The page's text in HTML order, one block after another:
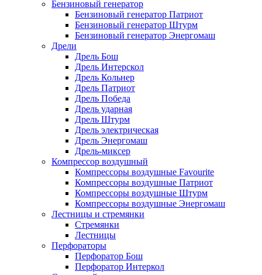
Бензиновый генератор
Бензиновый генератор Патриот
Бензиновый генератор Штурм
Бензиновый генератор Энергомаш
Дрели
Дрель Бош
Дрель Интерскол
Дрель Кольнер
Дрель Патриот
Дрель Победа
Дрель ударная
Дрель Штурм
Дрель электрическая
Дрель Энергомаш
Дрель-миксер
Компрессор воздушный
Компрессоры воздушные Favourite
Компрессоры воздушные Патриот
Компрессоры воздушные Штурм
Компрессоры воздушные Энергомаш
Лестницы и стремянки
Стремянки
Лестницы
Перфораторы
Перфоратор Бош
Перфоратор Интеркол